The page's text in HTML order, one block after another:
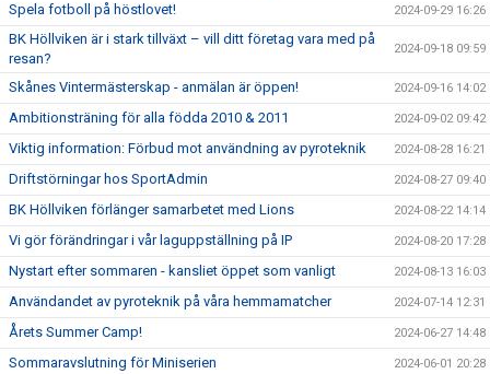
Spela fotboll på höstlovet! 2024-09-29 16:26
BK Höllviken är i stark tillväxt – vill ditt företag vara med på
resan?
2024-09-18 09:59
Skånes Vintermästerskap - anmälan är öppen! 2024-09-16 14:02
Ambitionsträning för alla födda 2010 & 2011 2024-09-02 09:42
Viktig information: Förbud mot användning av pyroteknik 2024-08-28 16:21
Driftstörningar hos SportAdmin 2024-08-27 09:40
BK Höllviken förlänger samarbetet med Lions 2024-08-22 14:14
Vi gör förändringar i vår laguppställning på IP 2024-08-20 17:28
Nystart efter sommaren - kansliet öppet som vanligt 2024-08-13 16:03
Användandet av pyroteknik på våra hemmamatcher 2024-07-14 12:31
Årets Summer Camp! 2024-06-27 14:48
Sommaravslutning för Miniserien 2024-06-01 20:28